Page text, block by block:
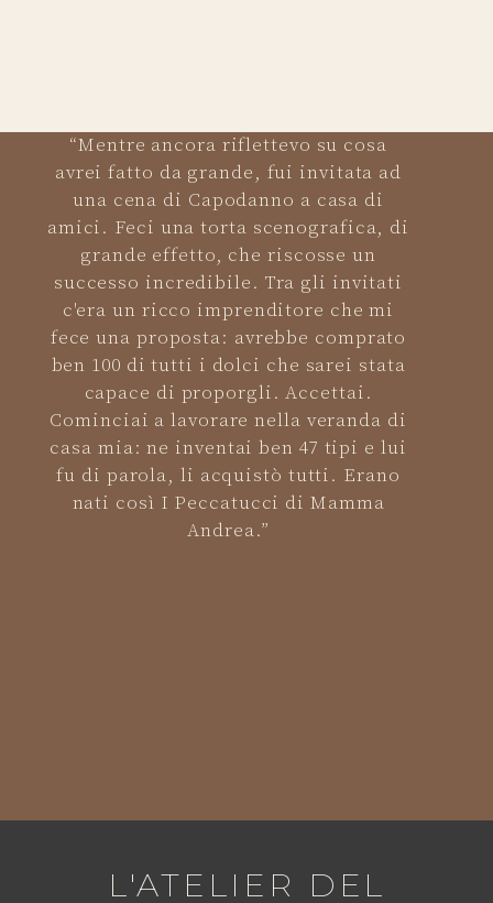
“Mentre ancora riflettevo su cosa
avrei fatto da grande, fui invitata ad
una cena di Capodanno a casa di
amici. Feci una torta scenografica, di
grande effetto, che riscosse un
successo incredibile. Tra gli invitati
c'era un ricco imprenditore che mi
fece una proposta: avrebbe comprato
ben 100 di tutti i dolci che sarei stata
capace di proporgli. Accettai.
Cominciai a lavorare nella veranda di
casa mia: ne inventai ben 47 tipi e lui
fu di parola, li acquistò tutti. Erano
nati così I Peccatucci di Mamma
Andrea.”
L'ATELIER DEL